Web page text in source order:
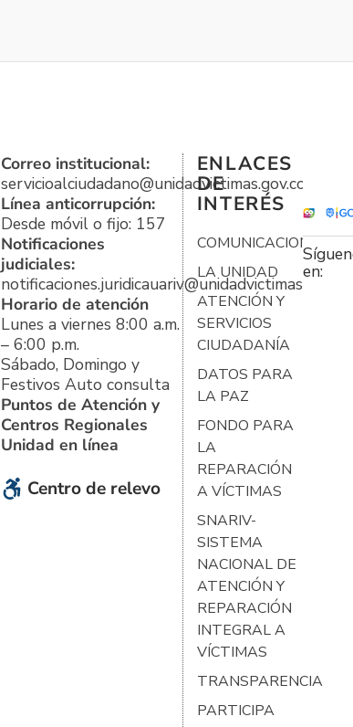
Correo institucional:
servicioalciudadano@unidadvictimas.gov.co
Línea anticorrupción:
Desde móvil o fijo: 157
Notificaciones
judiciales:
notificaciones.juridicauariv@unidadvictimas.gov.co
Horario de atención
Lunes a viernes 8:00 a.m.
– 6:00 p.m.
Sábado, Domingo y
Festivos Auto consulta
Puntos de Atención y
Centros Regionales
Unidad en línea
Centro de relevo
ENLACES
DE
INTERÉS
COMUNICACIONES
LA UNIDAD
ATENCIÓN Y
SERVICIOS
CIUDADANÍA
DATOS PARA
LA PAZ
FONDO PARA
LA
REPARACIÓN
A VÍCTIMAS
SNARIV-
SISTEMA
NACIONAL DE
ATENCIÓN Y
REPARACIÓN
INTEGRAL A
VÍCTIMAS
TRANSPARENCIA
PARTICIPA
en: